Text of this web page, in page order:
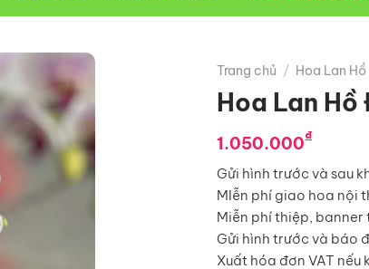
Trang chủ / Hoa Lan
Hoa Lan
1.050.000₫
Gửi hình trước và sau
MIễn phí giao hoa nội
Miễn phí thiệp,
Gửi hình trước và báo
Xuất hóa đơn VAT nếu